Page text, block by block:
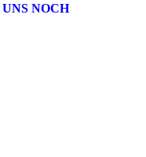
NOCH